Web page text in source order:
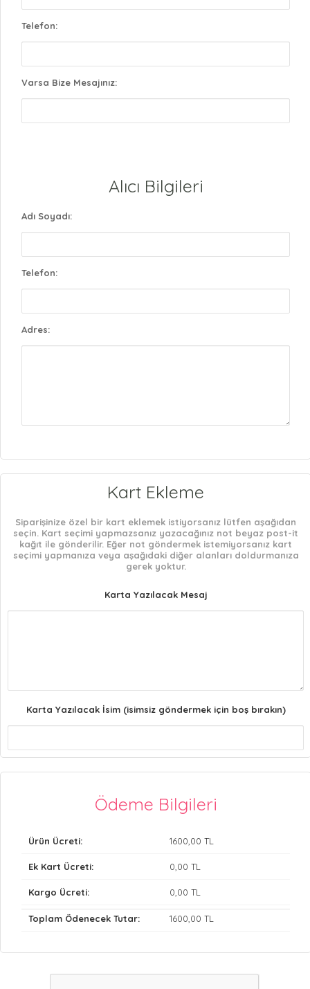
Telefon:
Varsa Bize Mesajınız:
Alıcı Bilgileri
Adı Soyadı:
Telefon:
Adres:
Kart Ekleme
Siparişinize özel bir kart eklemek istiyorsanız lütfen aşağıdan
seçin. Kart seçimi yapmazsanız yazacağınız not beyaz post-it
kağıt ile gönderilir. Eğer not göndermek istemiyorsanız kart
seçimi yapmanıza veya aşağıdaki diğer alanları doldurmanıza
gerek yoktur.
Karta Yazılacak Mesaj
Karta Yazılacak İsim (isimsiz göndermek için boş bırakın)
Ödeme Bilgileri
Ürün Ücreti: 1600 ,00 TL
Ek Kart Ücreti: 0 ,00 TL
Kargo Ücreti: 0 ,00 TL
Toplam Ödenecek Tutar: 1600 ,00 TL